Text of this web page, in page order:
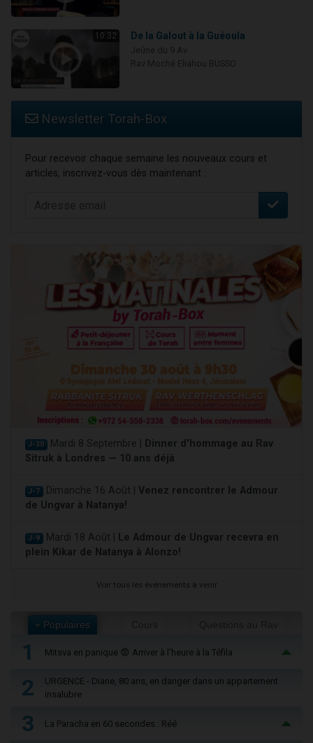
10:32 De la Galout à la Guéoula
Newsletter Torah-Box
Pour recevoir chaque semaine les nouveaux cours et
articles, inscrivez-vous dès maintenant :
J-30 Mardi 8 Septembre |
Dinner d'hommage au Rav
Sitruk à Londres — 10 ans déjà
J-7 Dimanche 16 Août | Venez rencontrer le Admour
de Ungvar à Natanya!
J-9 Mardi 18 Août |
Le Admour de Ungvar recevra en
plein Kikar de Natanya à Alonzo!
Voir tous les événements à venir
+ Populaires
1 Mitsva en panique 😨 Arriver à l'heure à la Téfila
2
URGENCE - Diane, 80 ans, en danger dans un appartement
insalubre
3 La Paracha en 60 secondes : Réé